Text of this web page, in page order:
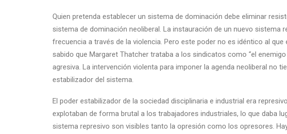
Quien pretenda establecer un sistema de dominación debe eliminar
sistema de dominación neoliberal. La instauración de un nuevo sistema
frecuencia a través de la violencia. Pero este poder no es idéntico al
sabido que Margaret Thatcher trataba a los sindicatos como “el
agresiva. La intervención violenta para imponer la agenda neoliberal no
estabilizador del sistema.
El poder estabilizador de la sociedad disciplinaria e industrial era
explotaban de forma brutal a los trabajadores industriales, lo que daba
sistema represivo son visibles tanto la opresión como los opresores.